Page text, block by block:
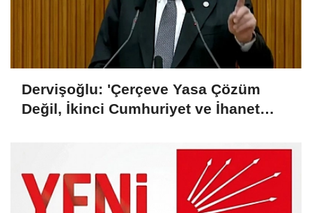
Dervişoğlu: 'Çerçeve Yasa Çözüm
Değil, İkinci Cumhuriyet ve İhanet